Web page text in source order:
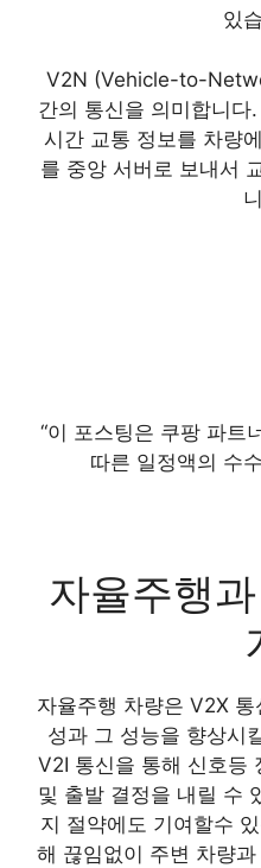
있
V2N (Vehicle-to-
간의 통신을 의미합니다
시간 교통 정보를 차량
를 중앙 서버로 보내서
“이 포스팅은 쿠팡 파트
따른 일정액의 수
자율주행
자율주행 차량은 V2X
성과 그 성능을 향상시
V2I 통신을 통해 신호등
및 출발 결정을 내릴 수
지 절약에도 기여할수
해 끊임없이 주변 차량